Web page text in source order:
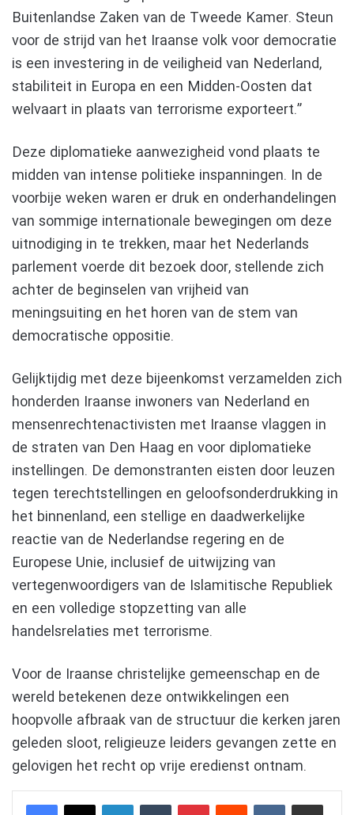
Buitenlandse Zaken van de Tweede Kamer. Steun
voor de strijd van het Iraanse volk voor democratie
is een investering in de veiligheid van Nederland,
stabiliteit in Europa en een Midden-Oosten dat
welvaart in plaats van terrorisme exporteert.”
Deze diplomatieke aanwezigheid vond plaats te
midden van intense politieke inspanningen. In de
voorbije weken waren er druk en onderhandelingen
van sommige internationale bewegingen om deze
uitnodiging in te trekken, maar het Nederlands
parlement voerde dit bezoek door, stellende zich
achter de beginselen van vrijheid van
meningsuiting en het horen van de stem van
democratische oppositie.
Gelijktijdig met deze bijeenkomst verzamelden zich
honderden Iraanse inwoners van Nederland en
mensenrechtenactivisten met Iraanse vlaggen in
de straten van Den Haag en voor diplomatieke
instellingen. De demonstranten eisten door leuzen
tegen terechtstellingen en geloofsonderdrukking in
het binnenland, een stellige en daadwerkelijke
reactie van de Nederlandse regering en de
Europese Unie, inclusief de uitwijzing van
vertegenwoordigers van de Islamitische Republiek
en een volledige stopzetting van alle
handelsrelaties met terrorisme.
Voor de Iraanse christelijke gemeenschap en de
wereld betekenen deze ontwikkelingen een
hoopvolle afbraak van de structuur die kerken jaren
geleden sloot, religieuze leiders gevangen zette en
gelovigen het recht op vrije eredienst ontnam.
LinkedInTumblrPinterestReddit VKontakteDelen via e-mail